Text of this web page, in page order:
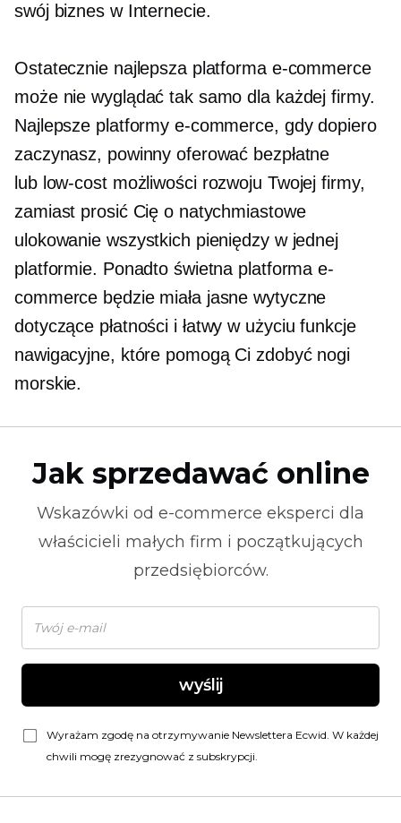
swój biznes w Internecie.
Ostatecznie najlepsza platforma e-commerce
może nie wyglądać tak samo dla każdej firmy.
Najlepsze platformy e-commerce, gdy dopiero
zaczynasz, powinny oferować bezpłatne
lub low-costmożliwości rozwoju Twojej firmy,
zamiast prosić Cię o natychmiastowe
ulokowanie wszystkich pieniędzy w jednej
platformie. Ponadto świetna platforma e-
commerce będzie miała jasne wytyczne
dotyczące płatności i łatwy w użyciu funkcje
nawigacyjne, które pomogą Ci zdobyć nogi
morskie.
Jak sprzedawać online
Wskazówki od e-commerce eksperci dla
właścicieli małych firm i początkujących
przedsiębiorców.
wyślij
Wyrażam zgodę na otrzymywanie Newslettera Ecwid. W każdej
chwili mogę zrezygnować z subskrypcji.